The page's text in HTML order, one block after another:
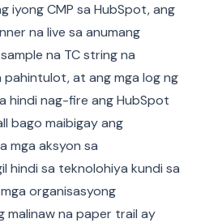
iyong CMP sa HubSpot, ang
na live sa anumang
na TC string na
at ang mga log ng
hindi nag-fire ang HubSpot
bago maibigay ang
mga aksyon sa
hindi sa teknolohiya kundi sa
organisasyong
malinaw na paper trail ay